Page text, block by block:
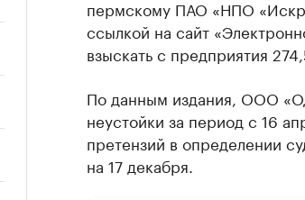
пермскому ПАО «НПО
ссылкой на сайт
взыскать с предприятия
По данным издания, ООО
неустойки за период с 16
претензий в определении
на 17 декабря.